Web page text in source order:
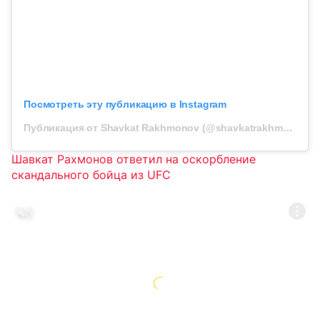
Посмотреть эту публикацию в Instagram
Публикация от Shavkat Rakhmonov (@shavkatrakhmonov94)
Шавкат Рахмонов ответил на оскорбление
скандального бойца из UFC